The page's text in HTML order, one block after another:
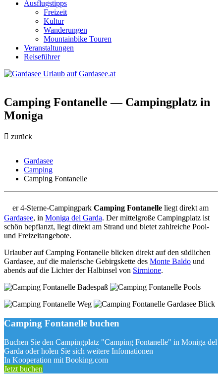
Ausflugstipps
Freizeit
Kultur
Wanderungen
Mountainbike Touren
Veranstaltungen
Reiseführer
Camping Fontanelle — Campingplatz in
Moniga
zurück
Gardasee
Camping
Camping Fontanelle
er 4-Sterne-Campingpark Camping Fontanelle liegt direkt am
Gardasee, in Moniga del Garda. Der mittelgroße Campingplatz ist
schön bepflanzt, liegt direkt am Strand und bietet zahlreiche Pool-
und Freizeitangebote.
Urlauber auf Camping Fontanelle blicken direkt auf den südlichen
Gardasee, auf die malerische Gebirgskette des Monte Baldo und
abends auf die Lichter der Halbinsel von Sirmione.
Camping Fontanelle buchen
Buchen Sie den Campingplatz "Camping Fontanelle" in Moniga del
Garda oder holen Sie sich weitere Infomationen
In Kooperation mit Booking.com
Jetzt buchen